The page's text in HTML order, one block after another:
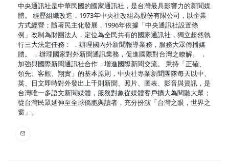
中央通訊社是中華民國的國家通訊社，是台灣最具影響力的新聞媒
體。 經歷組織改造，1973年中央社改組為股份有限公司，以企業
方式經營；隨著民主化發展，1996年依據「中央通訊社設置條
例」改制為財團法人，定位為全民共有的國家通訊社，獨立超然執
行三大法定任務： ．辦理國內外新聞報導業務，服務大眾傳播媒
體。 ．辦理國家對外新聞通訊業務，促進國際對台灣之瞭解。 ．
加強與國際新聞通訊社合作，增進國際新聞交流。 秉持「正確、
領先、客觀、翔實」的基本原則，中央社專業新聞團隊每天以中、
英、日文即時對外發出上千則新聞、照片、圖表、影音與資訊，是
台灣唯一多語文新聞媒體，服務對象從媒體客戶擴大為閱聽大眾；
從台灣民眾延伸至全球僑胞與讀者，充分扮演「台灣之眼，世界之
窗」。